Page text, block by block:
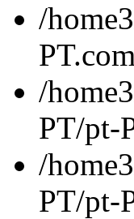
/
/
PT/pt-
/
PT/pt-